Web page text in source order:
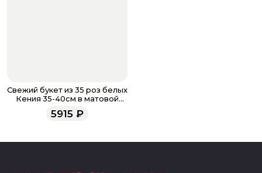
Свежий букет из 35 роз белых
Кения 35-40см в матовой
бумаге
5915 ₽